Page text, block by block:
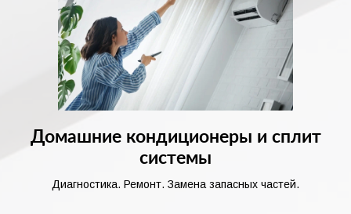
Домашние кондиционеры и сплит
системы
Диагностика. Ремонт. Замена запасных частей.